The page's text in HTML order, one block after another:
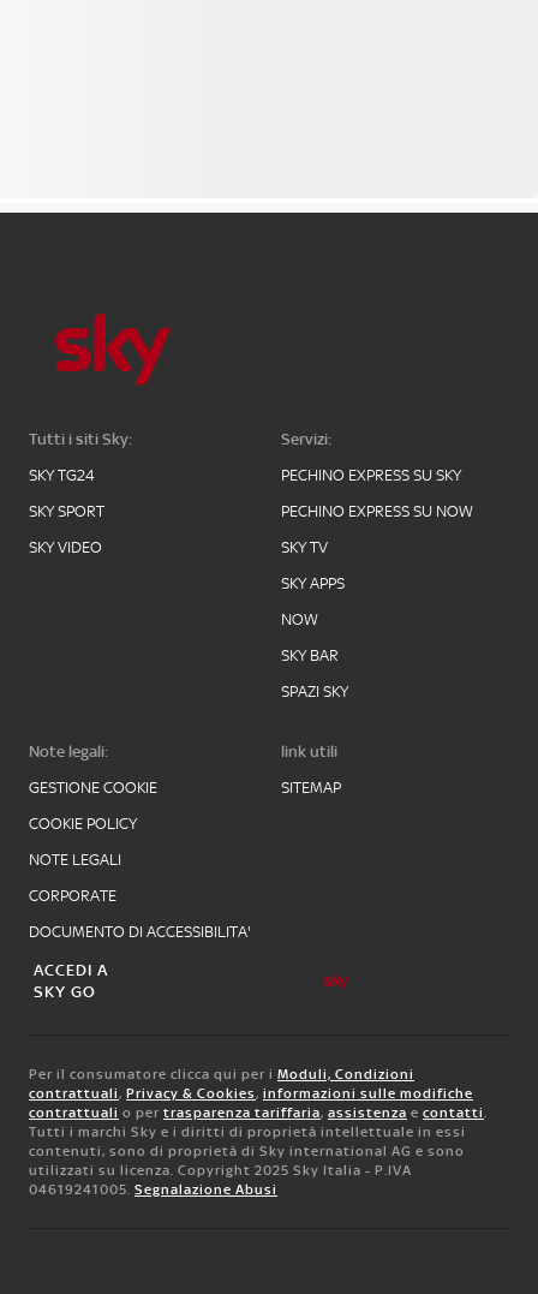
Tutti i siti Sky:
SKY TG24
SKY SPORT
SKY VIDEO
Servizi:
PECHINO EXPRESS SU SKY
PECHINO EXPRESS SU NOW
SKY TV
SKY APPS
NOW
SKY BAR
SPAZI SKY
Note legali:
GESTIONE COOKIE
COOKIE POLICY
NOTE LEGALI
CORPORATE
DOCUMENTO DI ACCESSIBILITA'
link utili
SITEMAP
ACCEDI A
SKY GO
Per il consumatore clicca qui per i Moduli, Condizioni
contrattuali, Privacy & Cookies, informazioni sulle modifiche
contrattuali o per trasparenza tariffaria, assistenza e contatti.
Tutti i marchi Sky e i diritti di proprietà intellettuale in essi
contenuti, sono di proprietà di Sky international AG e sono
utilizzati su licenza. Copyright 2025 Sky Italia - P.IVA
04619241005. Segnalazione Abusi